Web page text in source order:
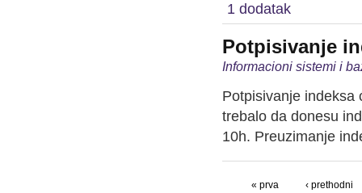
1 dodatak
Potpisivanje
Informacioni sistemi i
Potpisivanje indeksa
trebalo da donesu
10h. Preuzimanje
« prva ‹ prethodni